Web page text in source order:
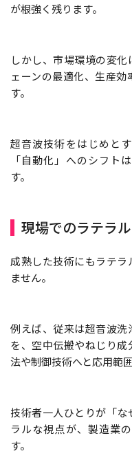
が根強く残ります。
しかし、市場環境の変
ェーンの最適化、生産
す。
超音波技術をはじめと
「自動化」へのシフト
す。
現場でのラテラ
成熟した技術にもラテ
ません。
例えば、従来は超音波
を、空中伝搬やねじり
法や制御技術へと応用範
技術者一人ひとりが「
ラルな視点が、製造業
す。